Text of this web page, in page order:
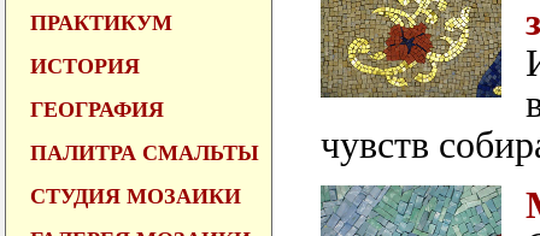
ПРАКТИКУМ
ИСТОРИЯ
ГЕОГРАФИЯ
ПАЛИТРА СМАЛЬТЫ
СТУДИЯ МОЗАИКИ
чувств